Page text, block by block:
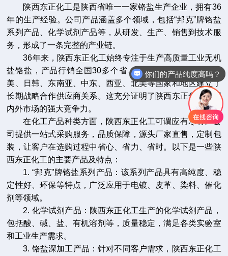
陕西东正化工是陕西省唯一一家铬盐生产企业，拥有36
年的生产经验。公司产品涵盖多个领域，包括“邦克”牌铬盐
系列产品、化学试剂产品等，从研发、生产、销售到技术服
务，形成了一条完整的产业链。
36年来，陕西东正化工始终专注于生产高质量工业无机
盐铬盐，产品行销全国30多个省、市、自治区，并在欧、
美、日韩、东南亚、中东、西亚、北美等国家和地区建立了
长期战略合作供应商关系。这充分证明了陕西东正化工在国
内外市场的强大竞争力。
在化工产品种类方面，陕西东正化工可谓应有尽有。公
司提供一站式采购服务，品质保障，源头厂家直售，定制包
装，让客户在选购过程中省心、省力、省时。以下是一些陕
西东正化工的主要产品及特点：
1. “邦克”牌铬盐系列产品：该系列产品具有高纯度、稳
定性好、环保等特点，广泛应用于电镀、皮革、染料、催化
剂等领域。
2. 化学试剂产品：陕西东正化工生产的化学试剂产品，
包括酸、碱、盐、有机溶剂等，质量稳定，满足各类实验室
和工业生产需求。
3. 铬盐深加工产品：针对不同客户需求，陕西东正化工
你们的产品纯度高吗？